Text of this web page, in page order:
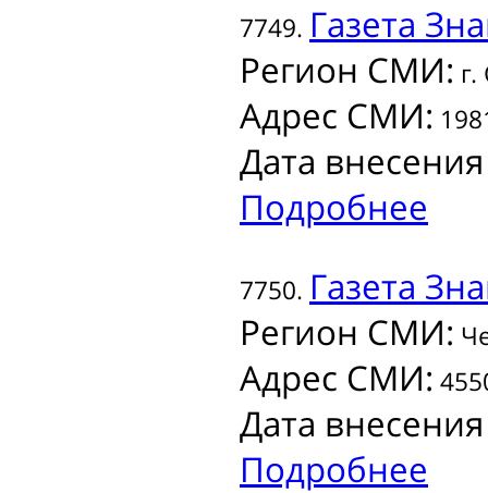
7749. Газета
Регион СМИ:
Адрес СМИ:
Дата
Подробнее
7750. Газета
Регион СМИ:
Адрес СМИ:
Дата
Подробнее